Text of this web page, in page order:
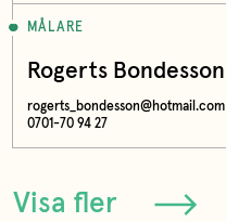
MÅLARE
Rogerts Bondesson
rogerts_bondesson@hotmail.com
0701-70 94 27
Visa fler